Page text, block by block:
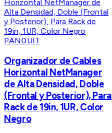
PANDUIT
Organizador de Cables
Horizontal NetManager
de Alta Densidad, Doble
(Frontal y Posterior), Para
Rack de 19in, 1UR, Color
Negro